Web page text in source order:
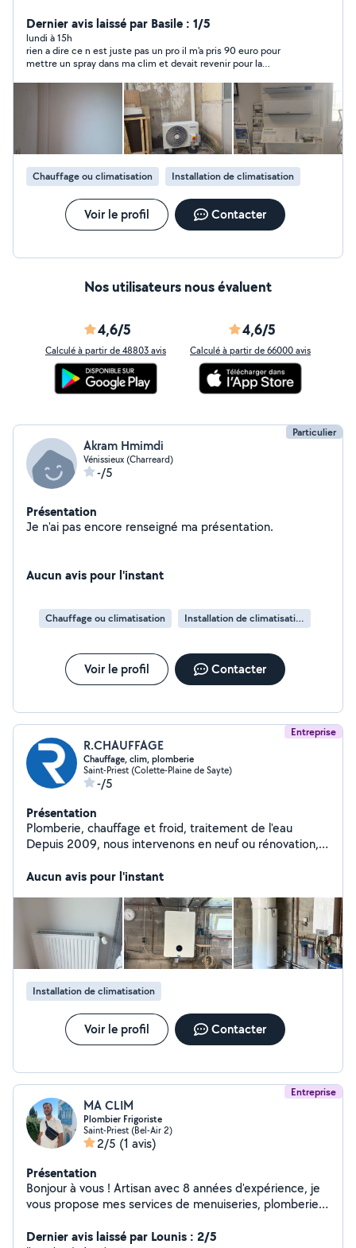
plomberie sanitaire également. Disponible sur Lyon et la
région Devis gratuit par téléphone Intervention rapide
6/7
Dernier avis laissé par Basile : 1/5
lundi à 15h
rien a dire ce n est juste pas un pro il m'a pris 90 euro pour
mettre un spray dans ma clim et devait revenir pour la
rendes vous loupé très déçu de cette prestation proche du vol
Chauffage ou climatisation Installation de climatisation
Voir le profil Contacter
Nos utilisateurs nous évaluent
4,6/5
Calculé à partir de 48803 avis
4,6/5
Calculé à partir de 66000 avis
Particulier
Akram Hmimdi
Vénissieux (Charreard)
-/5
Présentation
Je n'ai pas encore renseigné ma présentation.
Aucun avis pour l'instant
Chauffage ou climatisation Installation de climatisation
Voir le profil Contacter
Entreprise
R.CHAUFFAGE
Chauffage, clim, plomberie
Saint-Priest (Colette-Plaine de Sayte)
-/5
Présentation
Plomberie, chauffage et froid, traitement de l'eau
Depuis 2009, nous intervenons en neuf ou rénovation,
professionnels de l'Est Lyonnais et du Nord-Isère.
Aucun avis pour l'instant
Installation de climatisation
Voir le profil Contacter
Entreprise
MA CLIM
Plombier Frigoriste
Saint-Priest (Bel-Air 2)
2/5 (1 avis)
Présentation
Bonjour à vous ! Artisan avec 8 années d'expérience, je
vous propose mes services de menuiseries, plomberie,
demandes de devis.
Dernier avis laissé par Lounis : 2/5